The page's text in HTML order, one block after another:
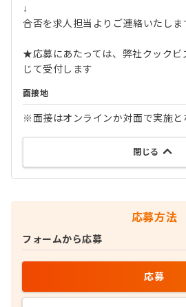
↓
合否を求人担当よりご連絡いたしま
★応募にあたっては、弊社クックビ
じて受付します
面接地
※面接はオンラインか対面で実施と
閉じる
応募方法
フォームから応募
応募